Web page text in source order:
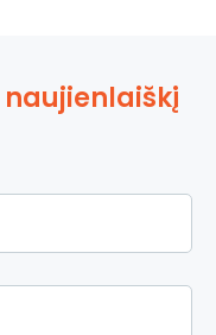
naujienlaiškį